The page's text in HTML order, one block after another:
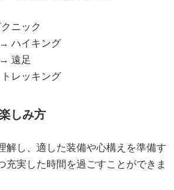
ニック
ハイキング
遠足
レッキング
しみ方
解し、適した装備や心構えを準備す
充実した時間を過ごすことができま